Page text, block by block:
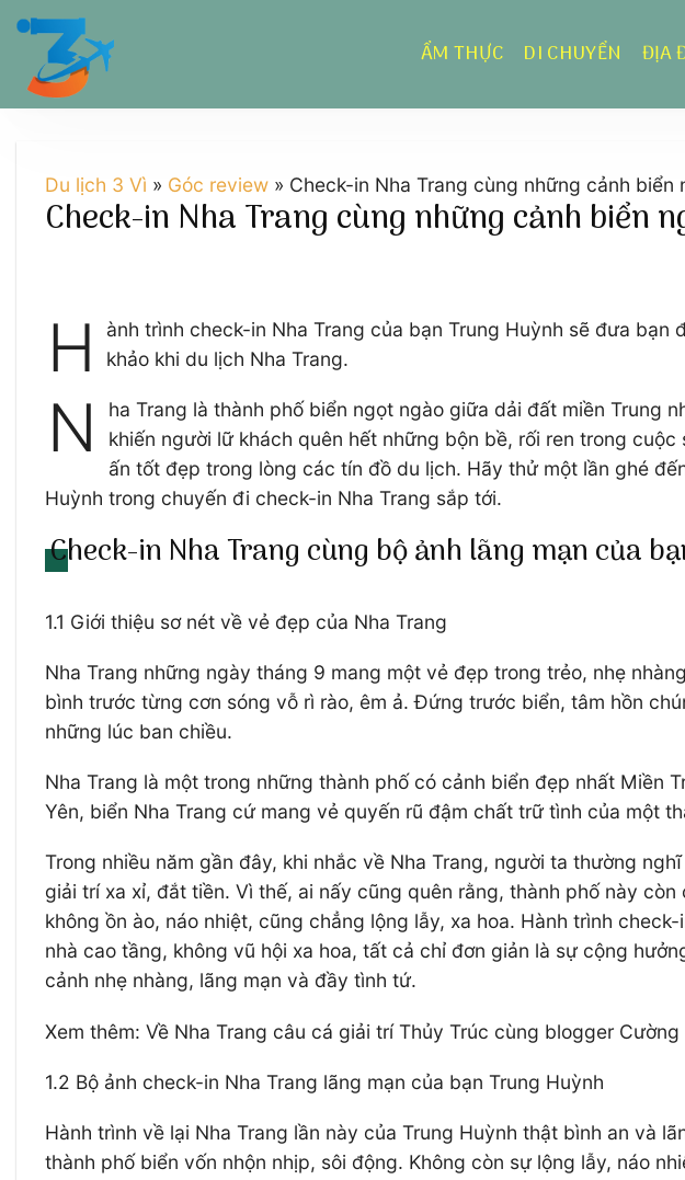
Chuyển
dung
ẨM THỰC DI CHUYỂN ĐỊA
Du lịch 3 Vì » Góc review » Check-in Nha Trang cùng những cảnh biển
Check-in Nha Trang cùng những cảnh biển
H
ành trình check-in Nha Trang của bạn Trung Huỳnh sẽ đưa
khảo khi du lịch Nha Trang.
N
ha Trang là thành phố biển ngọt ngào giữa dải đất miền Trung
khiến người lữ khách quên hết những bộn bề, rối ren trong
ấn tốt đẹp trong lòng các tín đồ du lịch. Hãy thử một lần ghé
Huỳnh trong chuyến đi check-in Nha Trang sắp tới.
Check-in Nha Trang cùng bộ ảnh lãng mạn của
1.1 Giới thiệu sơ nét về vẻ đẹp của Nha Trang
Nha Trang những ngày tháng 9 mang một vẻ đẹp trong trẻo, nhẹ
bình trước từng cơn sóng vỗ rì rào, êm ả. Đứng trước biển, tâm hồn
những lúc ban chiều.
Nha Trang là một trong những thành phố có cảnh biển đẹp nhất Miền
Yên, biển Nha Trang cứ mang vẻ quyến rũ đậm chất trữ tình của một
Trong nhiều năm gần đây, khi nhắc về Nha Trang, người ta thường
giải trí xa xỉ, đắt tiền. Vì thế, ai nấy cũng quên rằng, thành phố này
không ồn ào, náo nhiệt, cũng chẳng lộng lẫy, xa hoa. Hành trình
nhà cao tầng, không vũ hội xa hoa, tất cả chỉ đơn giản là sự cộng
cảnh nhẹ nhàng, lãng mạn và đầy tình tứ.
Xem thêm: Về Nha Trang câu cá giải trí Thủy Trúc cùng blogger
1.2 Bộ ảnh check-in Nha Trang lãng mạn của bạn Trung Huỳnh
Hành trình về lại Nha Trang lần này của Trung Huỳnh thật bình an và
thành phố biển vốn nhộn nhịp, sôi động. Không còn sự lộng lẫy, náo